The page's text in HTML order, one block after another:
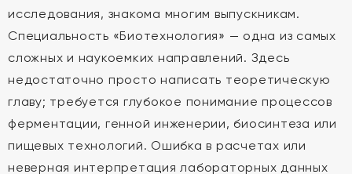
исследования, знакома многим выпускникам.
Специальность «Биотехнология» — одна из самых
сложных и наукоемких направлений. Здесь
недостаточно просто написать теоретическую
главу; требуется глубокое понимание процессов
ферментации, генной инженерии, биосинтеза или
пищевых технологий. Ошибка в расчетах или
неверная интерпретация лабораторных данных